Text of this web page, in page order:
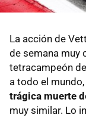
La acción de
de semana muy
tetracampeón
a todo el mundo,
trágica muerte
muy similar. Lo